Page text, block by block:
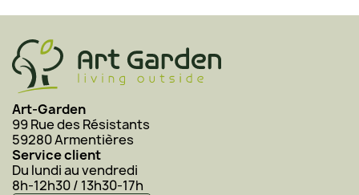
Art-Garden
99 Rue des Résistants
59280 Armentières
Service client
Du lundi au vendredi
8h-12h30 / 13h30-17h